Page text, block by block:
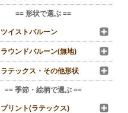
== 形状で選ぶ ==
ツイストバルーン
ラウンドバルーン(無地)
ラテックス・その他形状
== 季節・絵柄で選ぶ ==
プリント(ラテックス)